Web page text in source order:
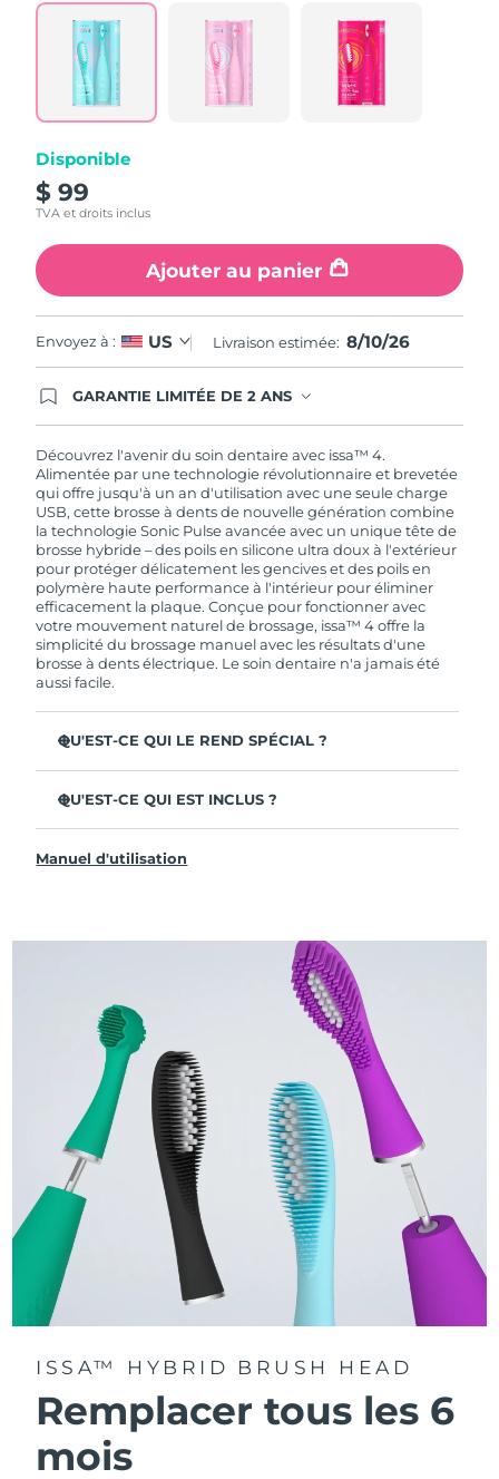
Read
Reviews.
Same
page
Disponible
$ 99
TVA et droits inclus
Ajouter au panier
Envoyez à : US Livraison estimée: 8/10/26
GARANTIE LIMITÉE DE 2 ANS
FOREO. Cela signifie que si vous rencontrez des
problèmes avec votre appareil pendant les 2 ans
de garantie limitée, FOREO vous remplace ce
dernier gratuitement.
Découvrez l'avenir du soin dentaire avec issa™ 4.
Alimentée par une technologie révolutionnaire et brevetée
qui offre jusqu'à un an d'utilisation avec une seule charge
USB, cette brosse à dents de nouvelle génération combine
la technologie Sonic Pulse avancée avec un unique tête de
brosse hybride – des poils en silicone ultra doux à l'extérieur
pour protéger délicatement les gencives et des poils en
polymère haute performance à l'intérieur pour éliminer
efficacement la plaque. Conçue pour fonctionner avec
votre mouvement naturel de brossage, issa™ 4 offre la
simplicité du brossage manuel avec les résultats d'une
brosse à dents électrique. Le soin dentaire n'a jamais été
aussi facile.
QU'EST-CE QUI LE REND SPÉCIAL ?
dentaire globale de +140 % en seulement 1 mois.
Cliniquement prouvée pour éliminer 30 % de plaque en
3 modes de brossage : Deep Clean, Whitening &
La technologie Sonic Pulse délivre 11 000 pulsations par
minute.
Accédez à des modes de brossage personnalisés via
l'application FOREO For You.
QU'EST-CE QUI EST INCLUS ?
Câble de charge USB
Manuel d'utilisation
ISSA™ HYBRID BRUSH HEAD
Remplacer tous les 6
mois